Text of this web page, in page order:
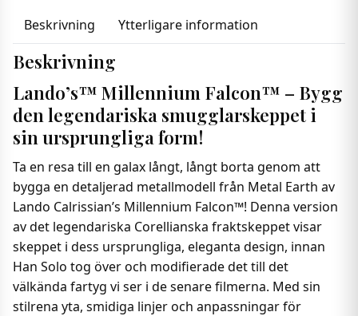
Beskrivning Ytterligare information
Beskrivning
Lando’s™ Millennium Falcon™ – Bygg
den legendariska smugglarskeppet i
sin ursprungliga form!
Ta en resa till en galax långt, långt borta genom att
bygga en detaljerad metallmodell från Metal Earth av
Lando Calrissian’s Millennium Falcon™! Denna version
av det legendariska Corellianska fraktskeppet visar
skeppet i dess ursprungliga, eleganta design, innan
Han Solo tog över och modifierade det till det
välkända fartyg vi ser i de senare filmerna. Med sin
stilrena yta, smidiga linjer och anpassningar för